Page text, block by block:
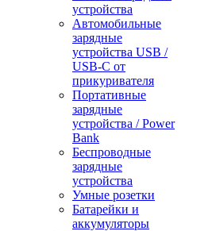
устройства
Автомобильные
зарядные
устройства USB /
USB-C от
прикуривателя
Портативные
зарядные
устройства / Power
Bank
Беспроводные
зарядные
устройства
Умные розетки
Батарейки и
аккумуляторы